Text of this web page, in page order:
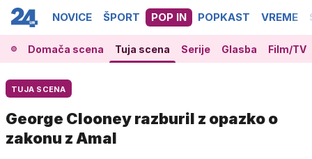
NOVICE ŠPORT POP IN POPKAST VREME
Domača scena Tuja scena Serije Glasba Film/TV
TUJA SCENA
George Clooney razburil z opazko o
zakonu z Amal